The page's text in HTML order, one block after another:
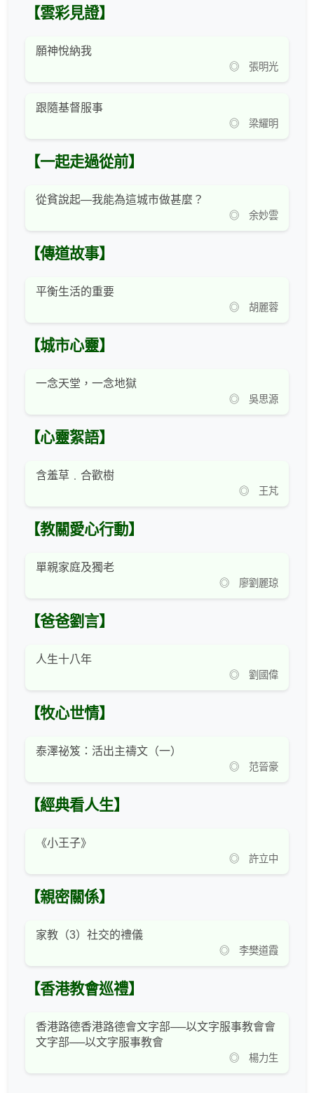
【雲彩見證】
願神悅納我
◎ 張明光
跟隨基督服事
◎ 梁耀明
【一起走過從前】
從貧說起—我能為這城市做甚麼？
◎ 余妙雲
【傳道故事】
平衡生活的重要
◎ 胡麗蓉
【城市心靈】
一念天堂，一念地獄
◎ 吳思源
【心靈絮語】
含羞草﹒合歡樹
◎ 王芃
【教關愛心行動】
單親家庭及獨老
◎ 廖劉麗琼
【爸爸劉言】
人生十八年
◎ 劉國偉
【牧心世情】
泰澤祕笈：活出主禱文（一）
◎ 范晉豪
【經典看人生】
《小王子》
◎ 許立中
【親密關係】
家教（3）社交的禮儀
◎ 李樊道霞
【香港教會巡禮】
香港路德香港路德會文字部──以文字服事教會會
文字部──以文字服事教會
◎ 楊力生